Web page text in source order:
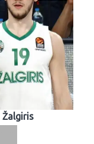
Žalgiris